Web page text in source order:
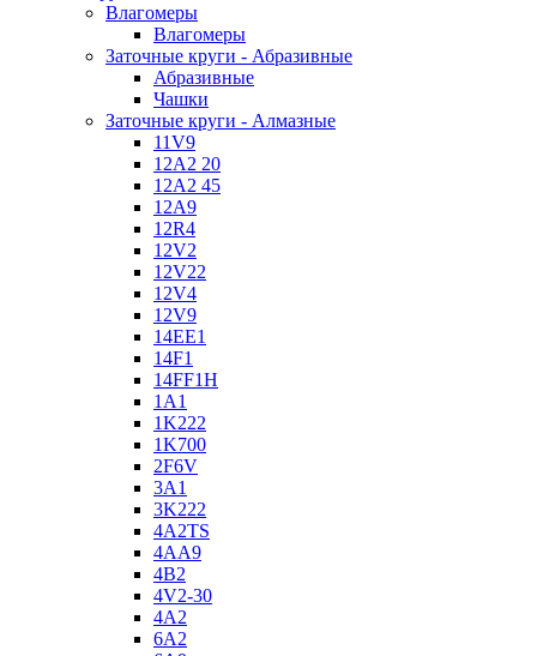
Влагомеры
Влагомеры
Заточные круги - Абразивные
Абразивные
Чашки
Заточные круги - Алмазные
11V9
12A2 20
12A2 45
12A9
12R4
12V2
12V22
12V4
12V9
14EE1
14F1
14FF1H
1A1
1K222
1K700
2F6V
3A1
3K222
4A2TS
4AA9
4B2
4V2-30
4А2
6A2